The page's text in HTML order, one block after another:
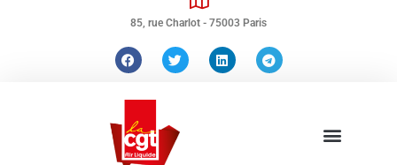
85, rue Charlot - 75003 Paris